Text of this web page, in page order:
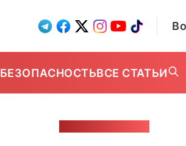
БЕЗОПАСНОСТЬВСЕ СТАТЬИ